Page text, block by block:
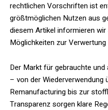
rechtlichen Vorschriften ist
größtmöglichen Nutzen aus
diesem Artikel informieren
Möglichkeiten zur
Der Markt für gebrauchte
– von der
Remanufacturing bis zur
Transparenz sorgen klare